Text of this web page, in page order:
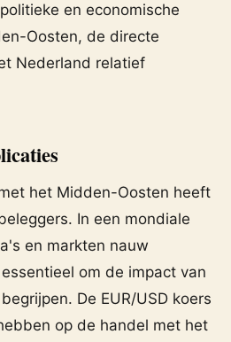
en economische
Oosten, de directe
Nederland relatief
het Midden-Oosten heeft
In een mondiale
en markten nauw
om de impact van
De EUR/USD koers
op de handel met het